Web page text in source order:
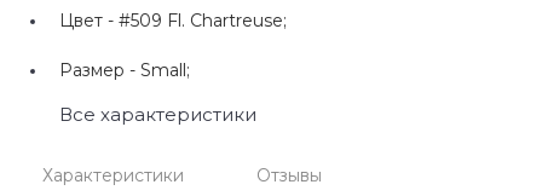
Цвет - #509 Fl. Chartreuse;
Размер - Small;
Все характеристики
Характеристики Отзывы